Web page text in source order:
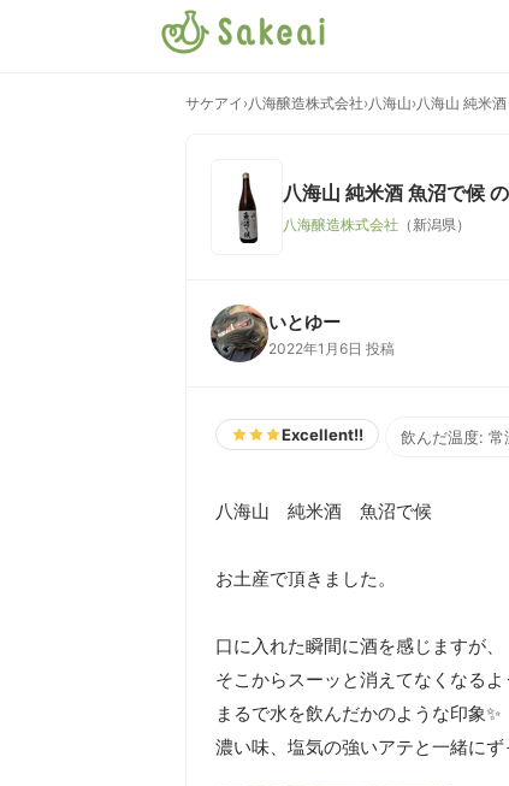
サケアイ ›八海醸造株式会社›八海山›八海山 純米
八海山 純米酒 魚沼で候
八海醸造株式会社 （新潟県）
いとゆー
2022年1月6日 投稿
Excellent!! 飲んだ温度: 常
八海山　純米酒　魚沼で候
お土産で頂きました。
口に入れた瞬間に酒を感じますが、
そこからスーッと消えてなくなるよ
まるで水を飲んだかのような印象✨
濃い味、塩気の強いアテと一緒に